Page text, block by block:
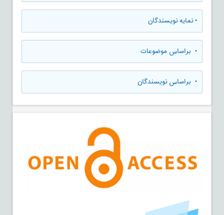
•نمایه نویسندگان
• براساس موضوعات
• براساس نویسندگان